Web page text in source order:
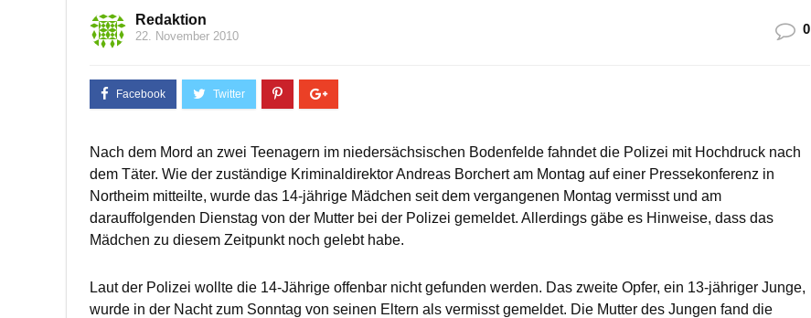
Redaktion
22. November 2010 0
Nach dem Mord an zwei Teenagern im niedersächsischen Bodenfelde fahndet die Polizei mit Hochdruck nach
dem Täter. Wie der zuständige Kriminaldirektor Andreas Borchert am Montag auf einer Pressekonferenz in
Northeim mitteilte, wurde das 14-jährige Mädchen seit dem vergangenen Montag vermisst und am
darauffolgenden Dienstag von der Mutter bei der Polizei gemeldet. Allerdings gäbe es Hinweise, dass das
Mädchen zu diesem Zeitpunkt noch gelebt habe.
Laut der Polizei wollte die 14-Jährige offenbar nicht gefunden werden. Das zweite Opfer, ein 13-jähriger Junge,
wurde in der Nacht zum Sonntag von seinen Eltern als vermisst gemeldet. Die Mutter des Jungen fand die